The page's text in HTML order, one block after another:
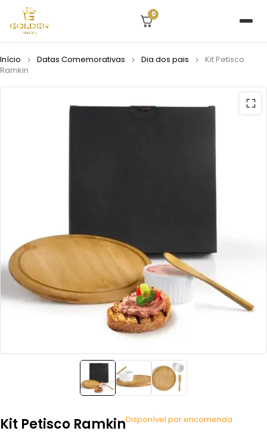
0
Início Datas Comemorativas Dia dos pais
Kit Petisco
Ramkin
Kit Petisco RamkinDisponível por encomenda